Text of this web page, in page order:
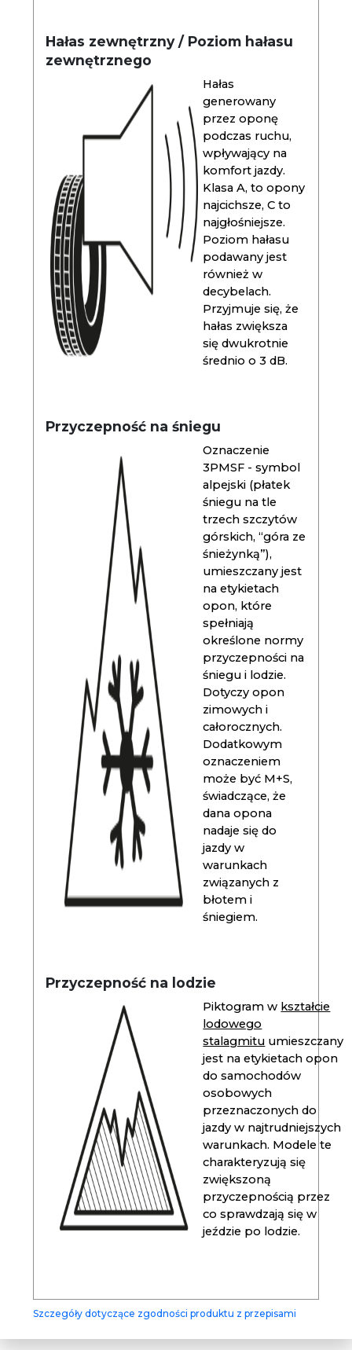
Hałas zewnętrzny / Poziom hałasu
zewnętrznego
Hałas
generowany
przez oponę
podczas ruchu,
wpływający na
komfort jazdy.
Klasa A, to opony
najcichsze, C to
najgłośniejsze.
Poziom hałasu
podawany jest
również w
decybelach.
Przyjmuje się, że
hałas zwiększa
się dwukrotnie
średnio o 3 dB.
Przyczepność na śniegu
Oznaczenie
3PMSF - symbol
alpejski (płatek
śniegu na tle
trzech szczytów
górskich, “góra ze
śnieżynką”),
umieszczany jest
na etykietach
opon, które
spełniają
określone normy
przyczepności na
śniegu i lodzie.
Dotyczy opon
zimowych i
całorocznych.
Dodatkowym
oznaczeniem
może być M+S,
świadczące, że
dana opona
nadaje się do
jazdy w
warunkach
związanych z
błotem i
śniegiem.
Przyczepność na lodzie
Piktogram w kształcie
lodowego
stalagmitu umieszczany
jest na etykietach opon
do samochodów
osobowych
przeznaczonych do
jazdy w najtrudniejszych
warunkach. Modele te
charakteryzują się
zwiększoną
przyczepnością przez
co sprawdzają się w
jeździe po lodzie.
Szczegóły dotyczące zgodności produktu z przepisami